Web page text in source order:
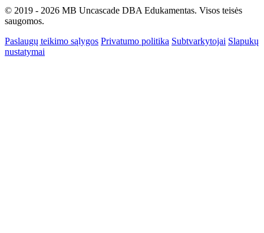
© 2019 - 2026 MB Uncascade DBA Edukamentas. Visos teisės
saugomos.
Paslaugų teikimo sąlygos Privatumo politika Subtvarkytojai Slapukų
nustatymai